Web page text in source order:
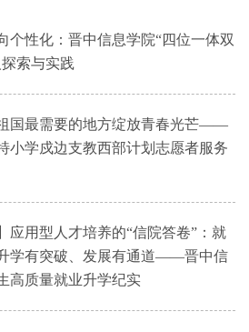
个性化：晋中信息学院“四位一体双
索与实践
国最需要的地方绽放青春光芒——
小学戍边支教西部计划志愿者服务
应用型人才培养的“信院答卷”：就
学有突破、发展有通道——晋中信
高质量就业升学纪实